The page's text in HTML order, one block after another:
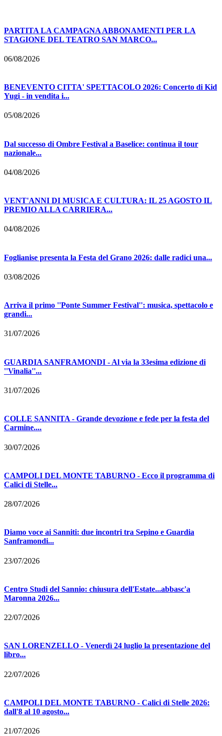
PARTITA LA CAMPAGNA ABBONAMENTI PER LA
STAGIONE DEL TEATRO SAN MARCO...
06/08/2026
BENEVENTO CITTA' SPETTACOLO 2026: Concerto di Kid
Yugi - in vendita i...
05/08/2026
Dal successo di Ombre Festival a Baselice: continua il tour
nazionale...
04/08/2026
VENT'ANNI DI MUSICA E CULTURA: IL 25 AGOSTO IL
PREMIO ALLA CARRIERA...
04/08/2026
Foglianise presenta la Festa del Grano 2026: dalle radici una...
03/08/2026
Arriva il primo ''Ponte Summer Festival'': musica, spettacolo e
grandi...
31/07/2026
GUARDIA SANFRAMONDI - Al via la 33esima edizione di
''Vinalia''...
31/07/2026
COLLE SANNITA - Grande devozione e fede per la festa del
Carmine....
30/07/2026
CAMPOLI DEL MONTE TABURNO - Ecco il programma di
Calici di Stelle...
28/07/2026
Diamo voce ai Sanniti: due incontri tra Sepino e Guardia
Sanframondi...
23/07/2026
Centro Studi del Sannio: chiusura dell'Estate...abbasc'a
Maronna 2026...
22/07/2026
SAN LORENZELLO - Venerdì 24 luglio la presentazione del
libro...
22/07/2026
CAMPOLI DEL MONTE TABURNO - Calici di Stelle 2026:
dall'8 al 10 agosto...
21/07/2026